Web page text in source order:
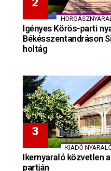
Igényes Körös-parti
Békésszentandráson
holtág
KIADÓ
Ikernyaraló közvetlen
partján